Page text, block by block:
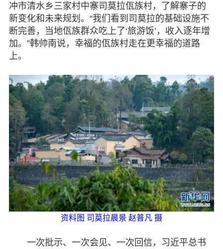
冲市清水乡三家村中寨司莫拉佤族村，了解寨子的
新变化和未来规划。“我们看到司莫拉的基础设施不
断完善，当地佤族群众吃上了‘旅游饭’，收入逐年增
加。”韩帅南说，幸福的佤族村走在更幸福的道路
上。
资料图 司莫拉晨景 赵普凡 摄
一次批示、一次会见、一次回信，习近平总书